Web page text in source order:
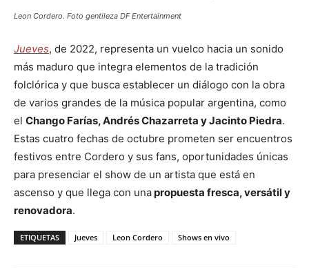
Leon Cordero. Foto gentileza DF Entertainment
Jueves, de 2022, representa un vuelco hacia un sonido
más maduro que integra elementos de la tradición
folclórica y que busca establecer un diálogo con la obra
de varios grandes de la música popular argentina, como
el Chango Farías, Andrés Chazarreta y Jacinto Piedra.
Estas cuatro fechas de octubre prometen ser encuentros
festivos entre Cordero y sus fans, oportunidades únicas
para presenciar el show de un artista que está en
ascenso y que llega con unapropuesta fresca, versátil y
renovadora.
ETIQUETAS Jueves Leon Cordero Shows en vivo